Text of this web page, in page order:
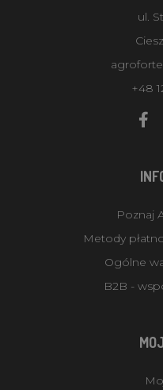
ul.
+48
Poznaj
Metody
Ogólne
B2B -